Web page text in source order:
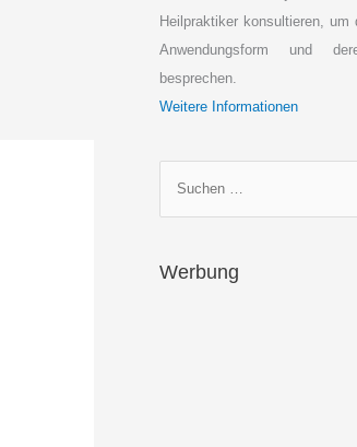
Heilpraktiker konsultieren,
Anwendungsform und
besprechen.
Weitere Informationen
Werbung